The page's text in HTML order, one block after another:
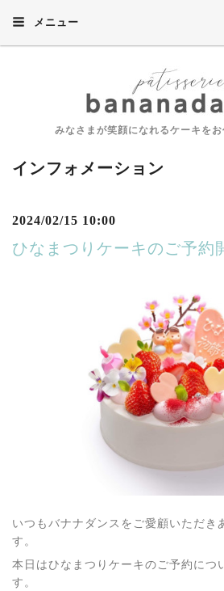
メニュー
みなさまが笑顔になれるケーキをお
インフォメーション
2024/02/15 10:00
ひなまつりケーキのご予約
いつもバナナダンスをご愛顧いただき
す。
本日はひなまつりケーキのご予約につ
す。